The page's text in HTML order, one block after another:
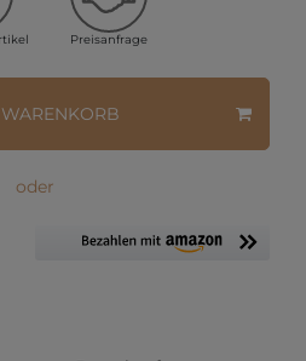
Preisanfrage
oder